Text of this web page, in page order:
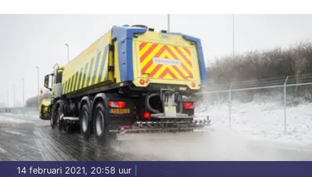
14 februari 2021, 20:58 uur